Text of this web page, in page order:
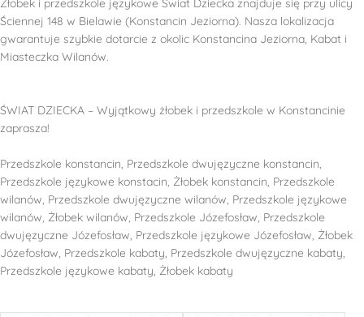
Żłobek i przedszkole językowe Świat Dziecka znajduje się przy ulicy
Ściennej 148 w Bielawie (Konstancin Jeziorna). Nasza lokalizacja
gwarantuje szybkie dotarcie z okolic Konstancina Jeziorna, Kabat i
Miasteczka Wilanów.
ŚWIAT DZIECKA – Wyjątkowy żłobek i przedszkole w Konstancinie
zaprasza!
Przedszkole konstancin, Przedszkole dwujęzyczne konstancin,
Przedszkole językowe konstacin, Żłobek konstancin, Przedszkole
wilanów, Przedszkole dwujęzyczne wilanów, Przedszkole językowe
wilanów, Żłobek wilanów, Przedszkole Józefosław, Przedszkole
dwujęzyczne Józefosław, Przedszkole językowe Józefosław, Żłobek
Józefosław, Przedszkole kabaty, Przedszkole dwujęzyczne kabaty,
Przedszkole językowe kabaty, Żłobek kabaty